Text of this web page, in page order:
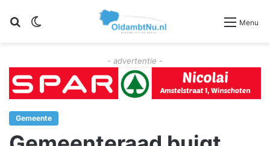
Zoeken Menu
- advertentie -
Gemeente